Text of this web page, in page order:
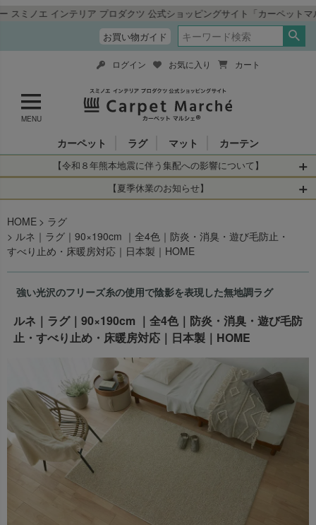
ダクツ 公式ショッピングサイト「カーペットマルシェ」
お買い物ガイド
MENU
ログイン お気に入り カート
カーペット ラグ マット カーテン
【令和８年熊本地震に伴う集配への影響について】
令和8年熊本地震により、お亡くなりになられた方々に深く
お見舞い申し上げます。 この地震の影響により、現在、一
部地域を発着するお荷物のお届けに遅れが生じておりま
す。
・全国から九州あてのお荷物
・九州から全国あてのお荷物
なお、今後の被害状況や交通規制などにより、対象地域や
サービスへの影響が変更となる場合がございます。
お客さまにはご不便をおかけいたしますが、何卒ご理解賜
りますようお願い申し上げます。
詳しくはこちら
【夏季休業のお知らせ】
当店は は2026年8月11日(火)～2026年8月16日(日)
を休業とさせて頂きます。
休業中のご注文に関しては自動返信メールは届きますが、
当店からの注文確認メールの送信、当店へのお問い合わせ
へのご返答ができかねます。 休業明けから順次送信させて
いただきますのでよろしくお願いいたします。
出荷センターも休業となりますため、休業期間中のご注文
商品の出荷は
以降となります。
オーダー商品など、詳しくはこちらから
HOME
ラグ
ルネ｜ラグ｜90×190cm ｜全4色｜防炎・消臭・遊び毛防止・
すべり止め・床暖房対応｜日本製｜HOME
強い光沢のフリーズ糸の使用で陰影を表現した無地調ラグ
ルネ｜ラグ｜90×190cm ｜全4色｜防炎・消臭・遊び毛防
止・すべり止め・床暖房対応｜日本製｜HOME